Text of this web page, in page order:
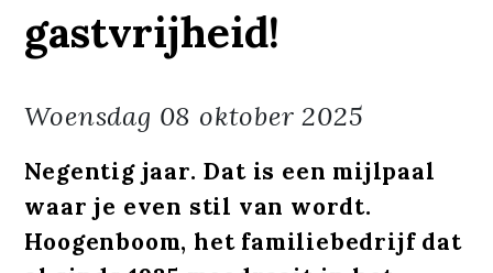
gastvrijheid!
Woensdag 08 oktober 2025
Negentig jaar. Dat is een mijlpaal
waar je even stil van wordt.
Hoogenboom, het familiebedrijf dat